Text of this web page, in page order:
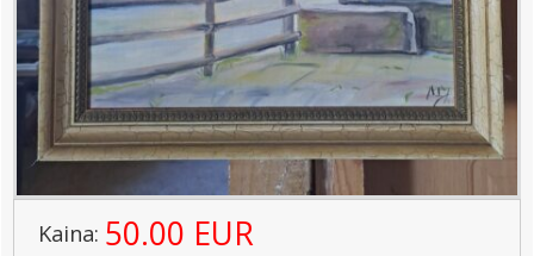
Kaina: 50.00 EUR